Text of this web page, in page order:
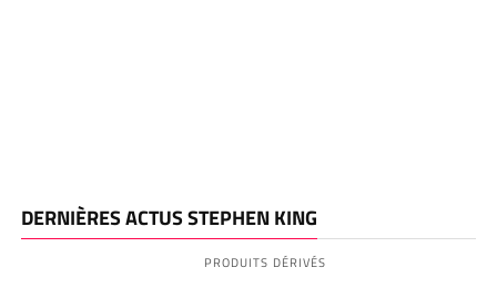
DERNIÈRES ACTUS STEPHEN KING
PRODUITS DÉRIVÉS